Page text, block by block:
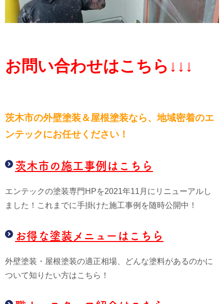
お問い合わせはこちら↓↓↓
茨木市の外壁塗装＆屋根塗装なら、地域密着のエ
ンテックにお任せください！
茨木市の施工事例はこちら
エンテックの塗装専門HPを2021年11月にリニューアルし
ました！これまでに手掛けた施工事例を随時公開中！
お得な塗装メニューはこちら
外壁塗装・屋根塗装の適正相場、どんな塗料があるのかに
ついて知りたい方はこちら！